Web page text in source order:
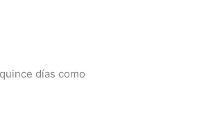
días como